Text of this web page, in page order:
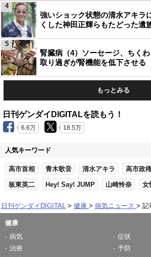
強いショック状態の清水アキ
くした神田正輝らもたどった遺
4
腎臓病（4）ソーセージ、ちく
取り過ぎが腎機能を低下させる
5
もっとみる
日刊ゲンダイDIGITALを読もう！
6.6万 18.5万
人気キーワード
高市首相 青木歌音 清水アキラ 高市政
板東英二 Hey! Say! JUMP 山崎怜奈 女
日刊ゲンダイDIGITAL 健康 病気ニュース 記
健康
病気
症状
治療
予防